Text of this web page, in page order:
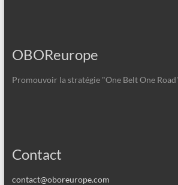
OBOReurope
Promouvoir la stratégie "One Belt One
Contact
contact@oboreurope.com